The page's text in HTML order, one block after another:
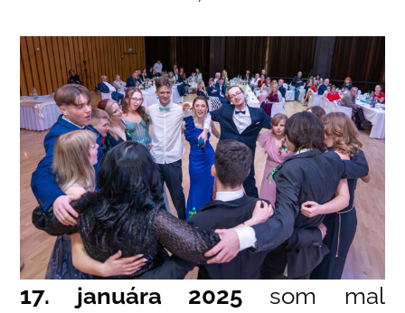
17. januára 2025 som mal